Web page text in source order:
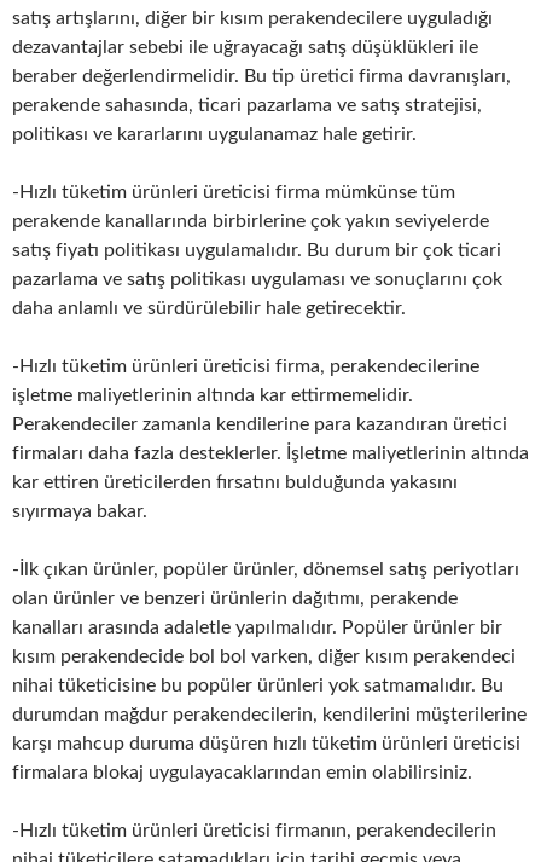
satış artışlarını, diğer bir kısım perakendecilere uyguladığı
dezavantajlar sebebi ile uğrayacağı satış düşüklükleri ile
beraber değerlendirmelidir. Bu tip üretici firma davranışları,
perakende sahasında, ticari pazarlama ve satış stratejisi,
politikası ve kararlarını uygulanamaz hale getirir.
-Hızlı tüketim ürünleri üreticisi firma mümkünse tüm
perakende kanallarında birbirlerine çok yakın seviyelerde
satış fiyatı politikası uygulamalıdır. Bu durum bir çok ticari
pazarlama ve satış politikası uygulaması ve sonuçlarını çok
daha anlamlı ve sürdürülebilir hale getirecektir.
-Hızlı tüketim ürünleri üreticisi firma, perakendecilerine
işletme maliyetlerinin altında kar ettirmemelidir.
Perakendeciler zamanla kendilerine para kazandıran üretici
firmaları daha fazla desteklerler. İşletme maliyetlerinin altında
kar ettiren üreticilerden fırsatını bulduğunda yakasını
sıyırmaya bakar.
-İlk çıkan ürünler, popüler ürünler, dönemsel satış periyotları
olan ürünler ve benzeri ürünlerin dağıtımı, perakende
kanalları arasında adaletle yapılmalıdır. Popüler ürünler bir
kısım perakendecide bol bol varken, diğer kısım perakendeci
nihai tüketicisine bu popüler ürünleri yok satmamalıdır. Bu
durumdan mağdur perakendecilerin, kendilerini müşterilerine
karşı mahcup duruma düşüren hızlı tüketim ürünleri üreticisi
firmalara blokaj uygulayacaklarından emin olabilirsiniz.
-Hızlı tüketim ürünleri üreticisi firmanın, perakendecilerin